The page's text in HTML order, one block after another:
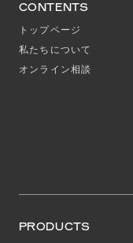
CONTENTS
トップページ
私たちについて
オンライン相談
PRODUCTS